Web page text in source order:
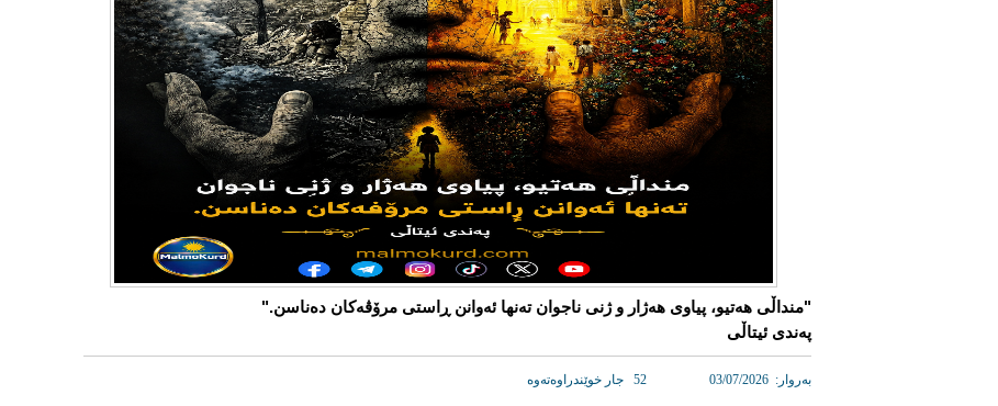
"منداڵی هەتیو، پیاوی هەژار و ژنی ناجوان تەنها ئەوانن ڕاستی مرۆڤەکان دەناسن."
پەندی ئیتاڵی
به‌روار: 03/07/2026 52 جار خوێندراوه‌ته‌وه